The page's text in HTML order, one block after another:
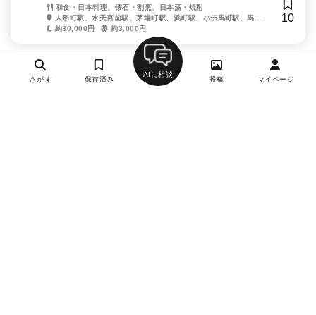
和食・日本料理、懐石・割烹、日本酒・焼酎
人形町駅、水天宮前駅、茅場町駅、浜町駅、小伝馬町駅、馬喰
横山駅、三越前駅
約30,000円 約3,000円
10
さがす 保存済み
AIに相談
投稿 マイページ